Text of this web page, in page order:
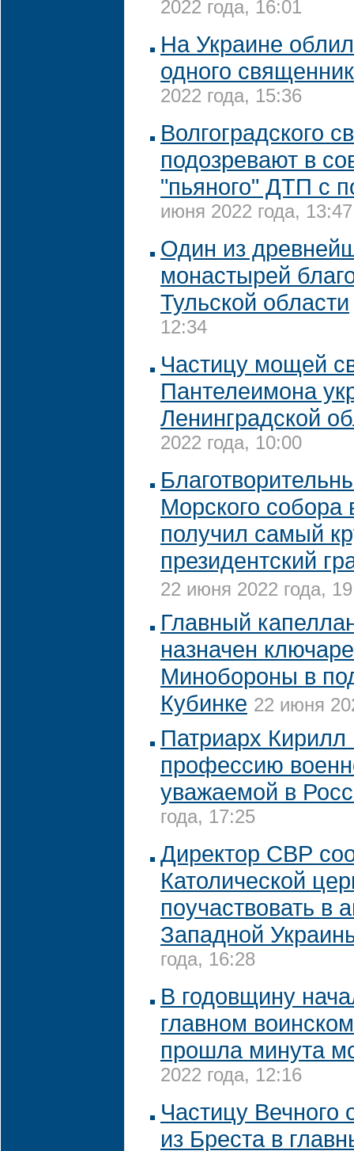
2022 года, 16:01
На Украине
одного
2022 года, 15:36
Волгоградского
подозревают в
"пьяного" ДТП с
июня 2022 года, 13:47
Один из
монастырей
Тульской области
12:34
Частицу мощей
Пантелеимона
Ленинградской
2022 года, 10:00
Морского собора
получил самый
президентский
22 июня 2022 года,
Главный
назначен
Минобороны в
Кубинке 22 июня
Патриарх Кирилл
профессию
уважаемой в
года, 17:25
Директор СВР
Католической
поучаствовать в
Западной
года, 16:28
В годовщину
главном
прошла минута
2022 года, 12:16
Частицу Вечного
из Бреста в